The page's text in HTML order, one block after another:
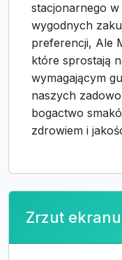
stacjonarnego
wygodnych
preferencji, Ale
które sprostają
wymagającym
naszych
bogactwo
zdrowiem i
Zrzut